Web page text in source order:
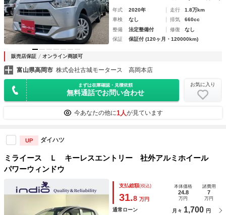
年式 2020年 走行
1.8万km
車検
なし 排気
660cc
整備
法定整備付 修復
なし
保証
保証付 (120ヶ月・120000km)
販売店保証 オンライン商談可
富山県高岡市 株式会社古城モータース 高岡本店
まずは在庫確認・見積依頼
無料通話でお問い合わせ
お気に入り
今あなたの他に1人が見ています
UP ダイハツ
ミライース Ｌ キーレスエントリー 社外アルミホイール
パワーウィンドウ
支払総額(税込)
31.8 万円
本体価格
24.8
万円
諸費用
7
万円
通常ローン 月々 1,700 円